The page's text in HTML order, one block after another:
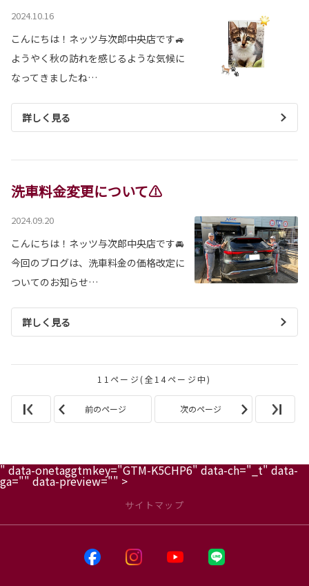
2024.10.16
こんにちは！ネッツ与次郎中央店です🚙
ようやく秋の訪れを感じるような気候に
なってきましたね…
詳しく見る
洗車料金変更について⚠
2024.09.20
こんにちは！ネッツ与次郎中央店です🚘
今回のブログは、洗車料金の価格改定に
ついてのお知らせ…
詳しく見る
11ページ(全14ページ中)
前のページ 次のページ
" data-onetaggtmkey="GTM-K5CHP6" data-ch="_t" data-
ga="" data-preview="" >
サイトマップ